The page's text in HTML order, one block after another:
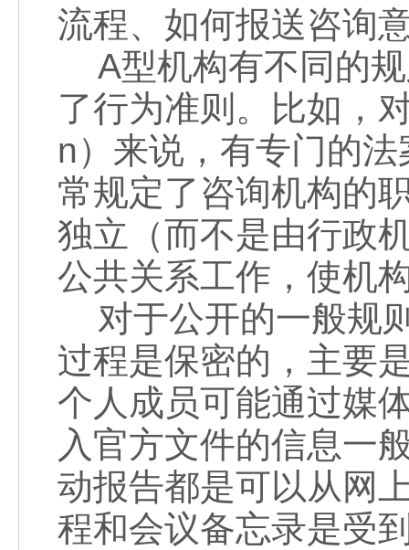
流程、如何报送咨询
A型机构有不同的规
了行为准则。比如，
n）来说，有专门的
常规定了咨询机构的
独立（而不是由行政
公共关系工作，使机
对于公开的一般规
过程是保密的，主要
个人成员可能通过媒
入官方文件的信息一
动报告都是可以从网
程和会议备忘录是受